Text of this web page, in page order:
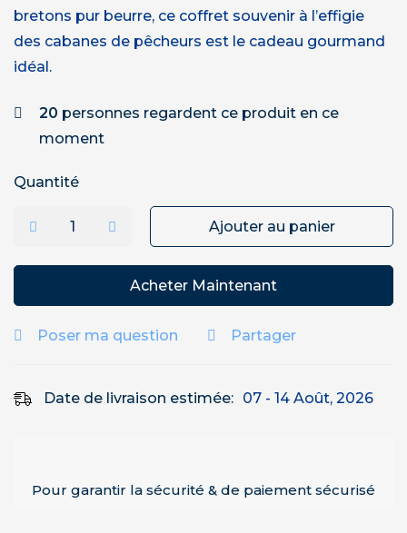
bretons pur beurre, ce coffret souvenir à l’effigie
des cabanes de pêcheurs est le cadeau gourmand
idéal.
20 personnes regardent ce produit en ce
moment
Quantité
Ajouter au panier
Acheter Maintenant
Poser ma question Partager
Date de livraison estimée: 07 - 14 Août, 2026
Pour garantir la sécurité & de paiement sécurisé